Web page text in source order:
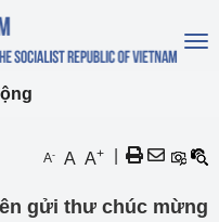
A- A A+
gửi thư chúc mừng